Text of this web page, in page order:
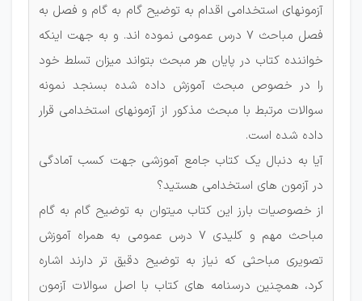
آزمونهای استخدامی اقدام به توضیح گام به گام و فصل به
فصل مباحث 7 درس عمومی نموده اند. و به جهت اینکه
خواننده کتاب در پایان هر مبحث بتواند میزان تسلط خود
را در خصوص مبحث آموزش داده شده بسنجد نمونه
سوالات مرتبط با مبحث مذکور از آزمونهای استخدامی قرار
داده شده است.
آیا به دنبال یک کتاب جامع آموزشی جهت کسب آمادگی
در آزمون های استخدامی هستید؟
از خصوصیات بارز این کتاب میتوان به توضیح گام به گام
مباحث مهم و کلیدی 7 درس عمومی به همراه آموزش
تصویری مباحثی که نیاز به توضیح دقیق تر دارند اشاره
کرد، همچنین درسنامه های کتاب با اصل سوالات آزمون